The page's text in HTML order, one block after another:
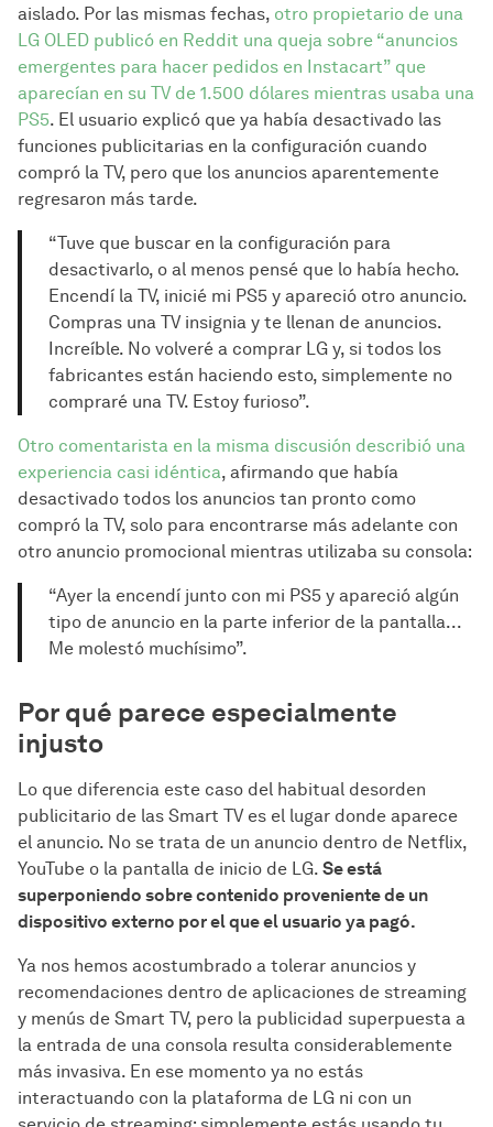
aislado. Por las mismas fechas, otro propietario de una
LG OLED publicó en Reddit una queja sobre “anuncios
emergentes para hacer pedidos en Instacart” que
aparecían en su TV de 1.500 dólares mientras usaba una
PS5. El usuario explicó que ya había desactivado las
funciones publicitarias en la configuración cuando
compró la TV, pero que los anuncios aparentemente
regresaron más tarde.
“Tuve que buscar en la configuración para
desactivarlo, o al menos pensé que lo había hecho.
Encendí la TV, inicié mi PS5 y apareció otro anuncio.
Compras una TV insignia y te llenan de anuncios.
Increíble. No volveré a comprar LG y, si todos los
fabricantes están haciendo esto, simplemente no
compraré una TV. Estoy furioso”.
Otro comentarista en la misma discusión describió una
experiencia casi idéntica, afirmando que había
desactivado todos los anuncios tan pronto como
compró la TV, solo para encontrarse más adelante con
otro anuncio promocional mientras utilizaba su consola:
“Ayer la encendí junto con mi PS5 y apareció algún
tipo de anuncio en la parte inferior de la pantalla...
Me molestó muchísimo”.
Por qué parece especialmente
injusto
Lo que diferencia este caso del habitual desorden
publicitario de las Smart TV es el lugar donde aparece
el anuncio. No se trata de un anuncio dentro de Netflix,
YouTube o la pantalla de inicio de LG. Se está
superponiendo sobre contenido proveniente de un
dispositivo externo por el que el usuario ya pagó.
Ya nos hemos acostumbrado a tolerar anuncios y
recomendaciones dentro de aplicaciones de streaming
y menús de Smart TV, pero la publicidad superpuesta a
la entrada de una consola resulta considerablemente
más invasiva. En ese momento ya no estás
interactuando con la plataforma de LG ni con un